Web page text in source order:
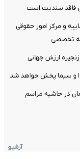
فاقد سندیت است
و مرکز امور حقوقی
تخصصی
ارزش جهانی
و سیما پخش خواهد شد
در حاشیه مراسم
آرشیو